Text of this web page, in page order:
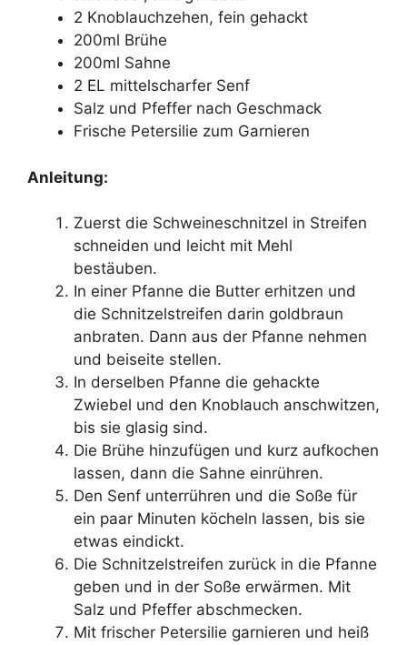
2 Knoblauchzehen, fein gehackt
200ml Brühe
200ml Sahne
2 EL mittelscharfer Senf
Salz und Pfeffer nach Geschmack
Frische Petersilie zum Garnieren
Anleitung:
Zuerst die Schweineschnitzel in Streifen
schneiden und leicht mit Mehl
bestäuben.
In einer Pfanne die Butter erhitzen und
die Schnitzelstreifen darin goldbraun
anbraten. Dann aus der Pfanne nehmen
und beiseite stellen.
In derselben Pfanne die gehackte
Zwiebel und den Knoblauch anschwitzen,
bis sie glasig sind.
Die Brühe hinzufügen und kurz aufkochen
lassen, dann die Sahne einrühren.
Den Senf unterrühren und die Soße für
ein paar Minuten köcheln lassen, bis sie
etwas eindickt.
Die Schnitzelstreifen zurück in die Pfanne
geben und in der Soße erwärmen. Mit
Salz und Pfeffer abschmecken.
Mit frischer Petersilie garnieren und heiß